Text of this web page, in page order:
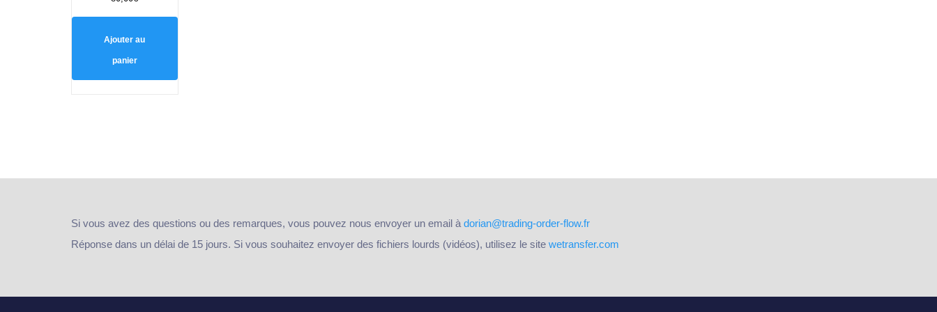
Ajouter au
panier
Si vous avez des questions ou des remarques, vous pouvez nous envoyer un email à dorian@trading-order-flow.fr
Réponse dans un délai de 15 jours. Si vous souhaitez envoyer des fichiers lourds (vidéos), utilisez le site wetransfer.com